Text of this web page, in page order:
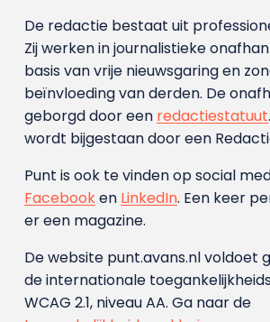
De redactie bestaat uit
Zij werken in journalistieke
basis van vrije nieuwsgaring en
beïnvloeding van derden. De
geborgd door een redactiestatuut
wordt bijgestaan door een
Punt is ook te vinden op social
Facebooken LinkedIn. Een keer
er een magazine.
De website punt.avans.nl voldoet
de internationale
WCAG 2.1, niveau AA. Ga naar de